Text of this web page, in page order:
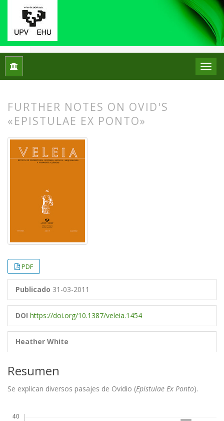
Inicio Núm. 26 (2009): Puesta en escena y
FURTHER NOTES ON OVID'S
«EPISTULAE EX PONTO»
PDF
Publicado 31-03-2011
DOI https://doi.org/10.1387/veleia.1454
Heather White
Resumen
Se explican diversos pasajes de Ovidio (Epistulae Ex Ponto).